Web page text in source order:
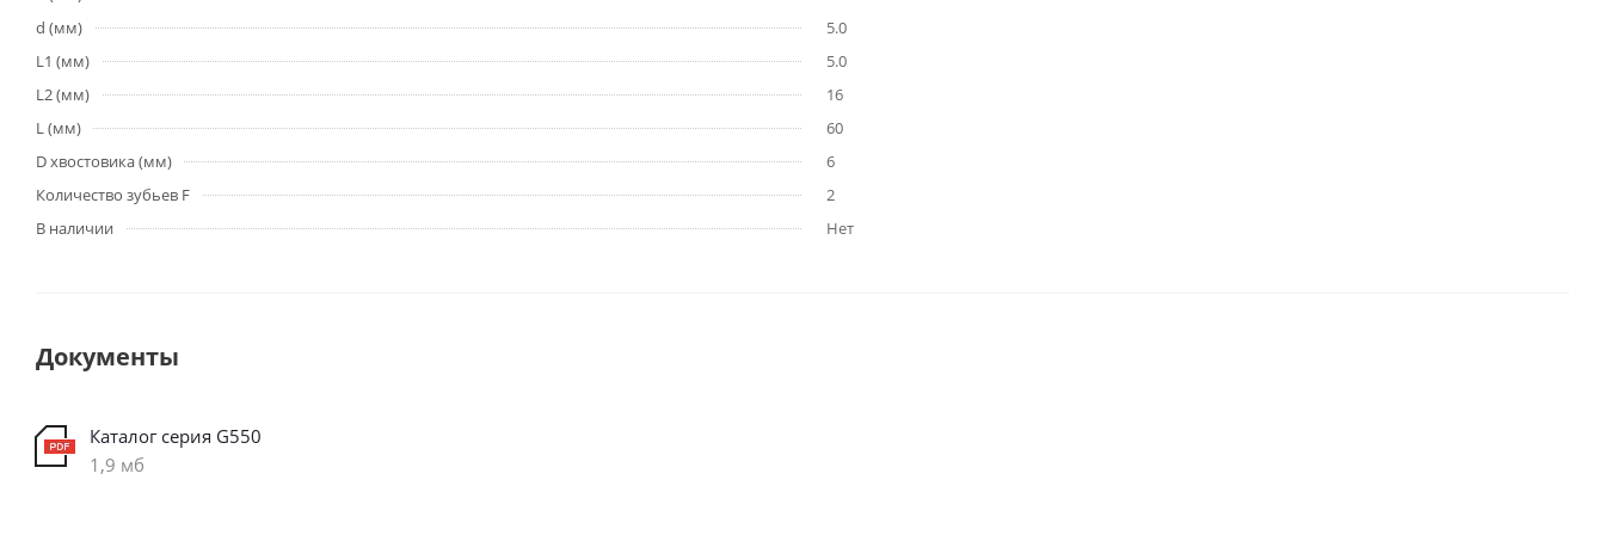
d (мм)
5.0
L1 (мм)
5.0
L2 (мм)
16
L (мм)
60
D хвостовика (мм)
6
Количество зубьев F
2
В наличии
Нет
Документы
Каталог серия G550
1,9 мб